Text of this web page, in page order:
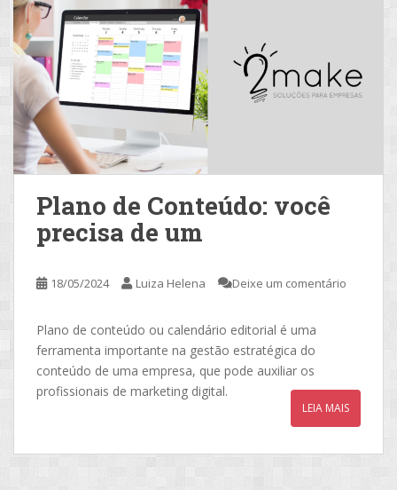
Plano de Conteúdo: você
precisa de um
18/05/2024 Luiza Helena Deixe um comentário
Plano de conteúdo ou calendário editorial é uma
ferramenta importante na gestão estratégica do
conteúdo de uma empresa, que pode auxiliar os
profissionais de marketing digital.
LEIA MAIS